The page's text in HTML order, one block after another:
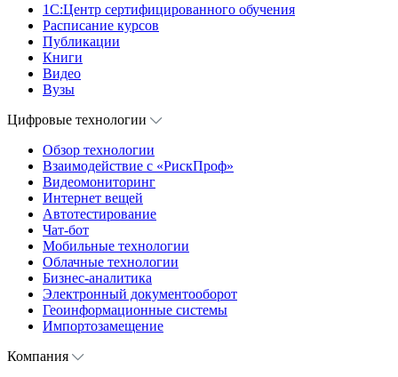
1С:Центр сертифицированного обучения
Расписание курсов
Публикации
Книги
Видео
Вузы
Цифровые технологии
Обзор технологии
Взаимодействие с «РискПроф»
Видеомониторинг
Интернет вещей
Автотестирование
Чат-бот
Мобильные технологии
Облачные технологии
Бизнес-аналитика
Электронный документооборот
Геоинформационные системы
Импортозамещение
Компания